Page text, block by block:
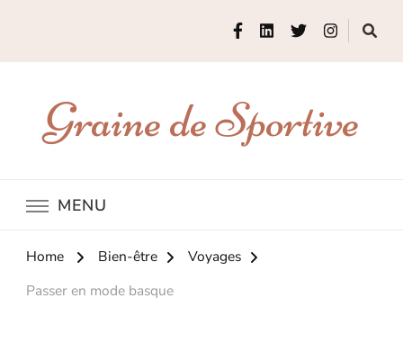
Graine de Sportive
MENU
Home Bien-être
Voyages
Passer en mode basque